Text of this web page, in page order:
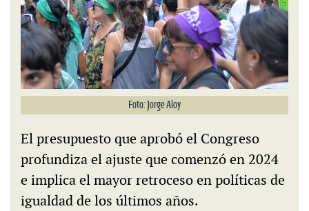
Foto: Jorge Aloy
El presupuesto que aprobó el Congreso
profundiza el ajuste que comenzó en 2024
e implica el mayor retroceso en políticas de
igualdad de los últimos años.